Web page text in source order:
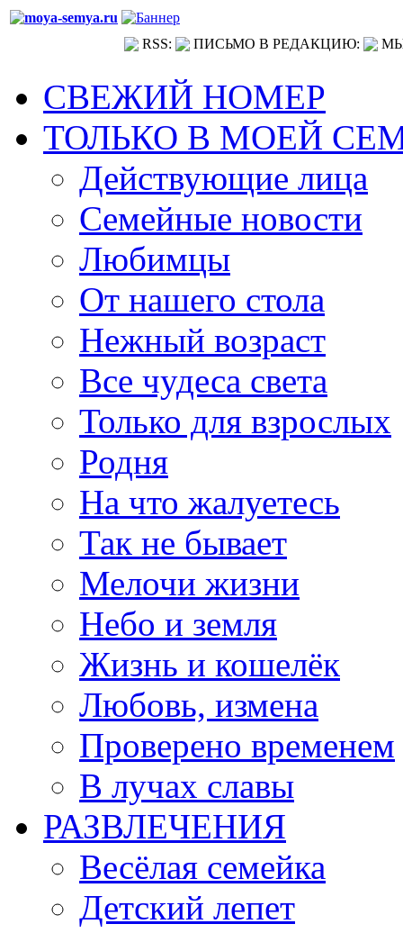
RSS: ПИСЬМО В РЕДАКЦИЮ:
СВЕЖИЙ НОМЕР
ТОЛЬКО В МОЕЙ
Действующие лица
Семейные новости
Любимцы
От нашего стола
Нежный возраст
Все чудеса света
Только для взрослых
Родня
На что жалуетесь
Так не бывает
Мелочи жизни
Небо и земля
Жизнь и кошелёк
Любовь, измена
Проверено временем
В лучах славы
РАЗВЛЕЧЕНИЯ
Весёлая семейка
Детский лепет